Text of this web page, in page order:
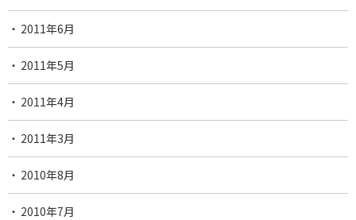
2011年6月
2011年5月
2011年4月
2011年3月
2010年8月
2010年7月